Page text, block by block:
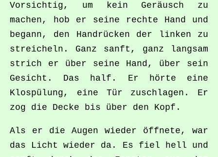
Vorsichtig, um kein Geräusch zu
machen, hob er seine rechte Hand und
begann, den Handrücken der linken zu
streicheln. Ganz sanft, ganz langsam
strich er über seine Hand, über sein
Gesicht. Das half. Er hörte eine
Klospülung, eine Tür zuschlagen. Er
zog die Decke bis über den Kopf.
Als er die Augen wieder öffnete, war
das Licht wieder da. Es fiel hell und